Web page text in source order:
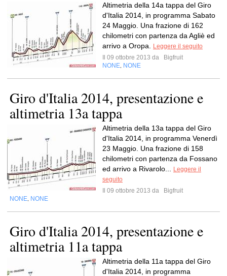
Altimetria della 14a tappa del Giro
d'Italia 2014, in programma Sabato
24 Maggio. Una frazione di 162
chilometri con partenza da Agliè ed
arrivo a Oropa.
Leggere il seguito
Il 09 ottobre 2013 da
Bigfruit
NONE NONE
Giro d'Italia 2014, presentazione e
altimetria 13a tappa
Altimetria della 13a tappa del Giro
d'Italia 2014, in programma Venerdì
23 Maggio. Una frazione di 158
chilometri con partenza da Fossano
ed arrivo a Rivarolo...
Leggere il
seguito
Il 09 ottobre 2013 da
Bigfruit
NONE NONE
Giro d'Italia 2014, presentazione e
altimetria 11a tappa
Altimetria della 11a tappa del Giro
d'Italia 2014, in programma